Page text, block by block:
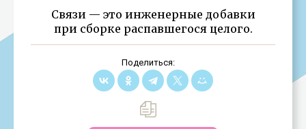
Связи — это инженерные добавки
при сборке распавшегося целого.
Поделиться: